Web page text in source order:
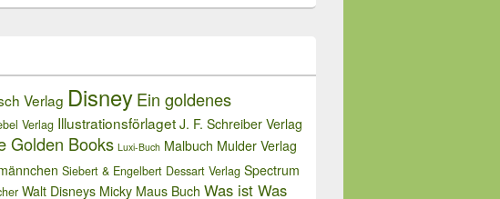
Verlag DisneyEin goldenes
Verlag Illustrationsförlaget J. F. Schreiber Verlag
Golden Books Luxi-Buch Malbuch Mulder Verlag
Siebert & Engelbert Dessart Verlag Spectrum
Walt Disneys Micky Maus Buch Was ist Was